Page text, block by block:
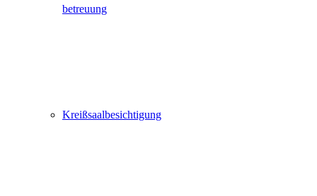
betreuung
Kreißsaalbesichtigung